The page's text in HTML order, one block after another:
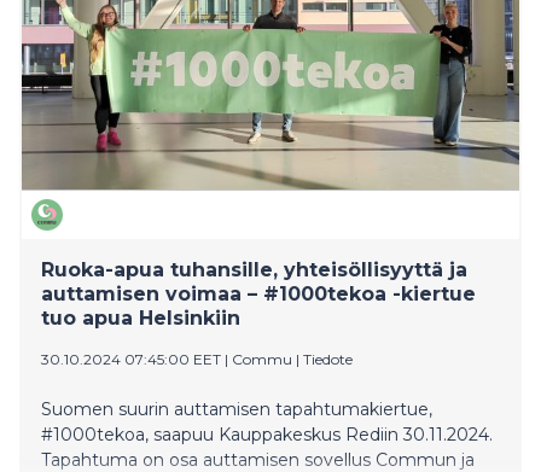
arjen tuki sekä vapaaehtoisten järjestämät suunnatut
aktiviteetit, kuten kasvomaalaus ja pikakampaukset.
Ruoka-apua tuhansille, yhteisöllisyyttä ja
auttamisen voimaa – #1000tekoa -kiertue
tuo apua Helsinkiin
30.10.2024 07:45:00 EET | Commu | Tiedote
Suomen suurin auttamisen tapahtumakiertue,
#1000tekoa, saapuu Kauppakeskus Rediin 30.11.2024.
Tapahtuma on osa auttamisen sovellus Commun ja